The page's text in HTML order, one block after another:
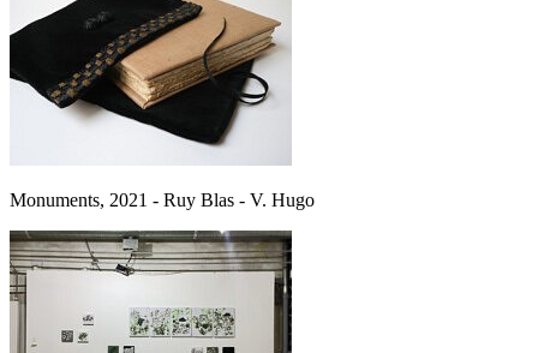
Monuments, 2021 - Ruy Blas - V. Hugo